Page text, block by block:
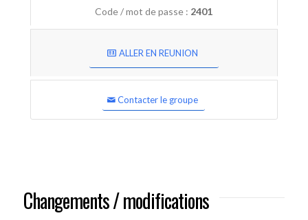
Code / mot de passe : 2401
ALLER EN REUNION
Contacter le groupe
Changements / modifications